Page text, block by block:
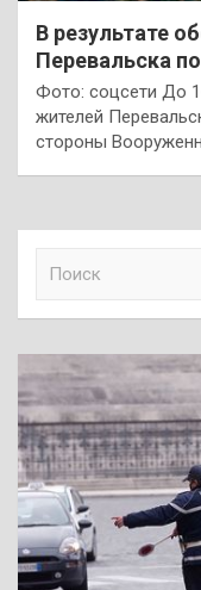
В результате
Перевальска
Фото: соцсети До
жителей
стороны
к